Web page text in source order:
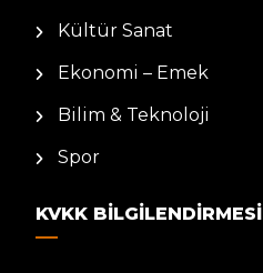
Kültür Sanat
Ekonomi – Emek
Bilim & Teknoloji
Spor
KVKK BILGILENDIRMESI